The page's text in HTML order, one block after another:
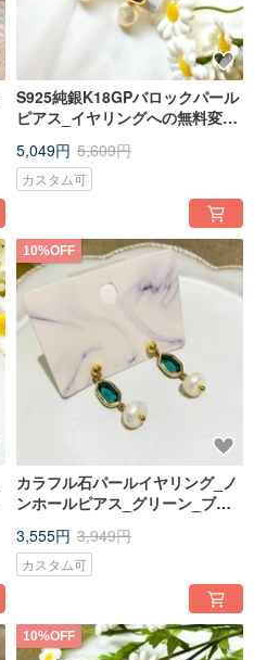
S925純銀K18GPバロックパール
ピアス_イヤリングへの無料変更
5,049円 5,609円
カスタム可
10%OFF
カラフル石パールイヤリング_ノ
ンホールピアス_グリーン_ブル
3,555円 3,949円
カスタム可
10%OFF